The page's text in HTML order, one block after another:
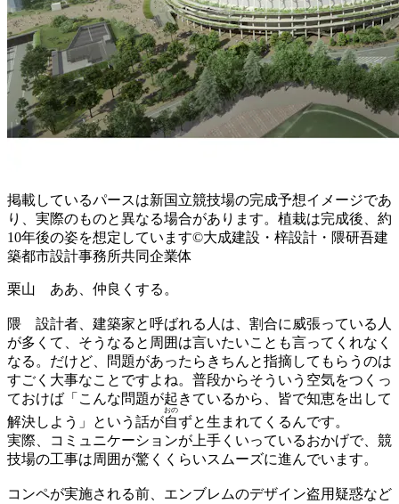
掲載しているパースは新国立競技場の完成予想イメージであ
り、実際のものと異なる場合があります。植栽は完成後、約
10年後の姿を想定しています©大成建設・梓設計・隈研吾建
築都市設計事務所共同企業体
栗山 ああ、仲良くする。
隈 設計者、建築家と呼ばれる人は、割合に威張っている人
が多くて、そうなると周囲は言いたいことも言ってくれなく
なる。だけど、問題があったらきちんと指摘してもらうのは
すごく大事なことですよね。普段からそういう空気をつくっ
ておけば「こんな問題が起きているから、皆で知恵を出して
解決しよう」という話が自
おの
ずと生まれてくるんです。
実際、コミュニケーションが上手くいっているおかげで、競
技場の工事は周囲が驚くくらいスムーズに進んでいます。
コンペが実施される前、エンブレムのデザイン盗用疑惑など